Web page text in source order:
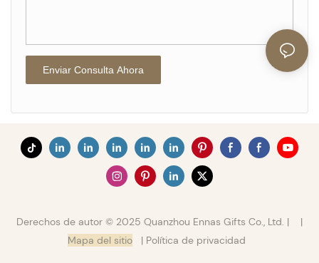
Enviar Consulta Ahora
Derechos de autor © 2025 Quanzhou Ennas Gifts Co., Ltd. |
|
Mapa del sitio
| Política de privacidad